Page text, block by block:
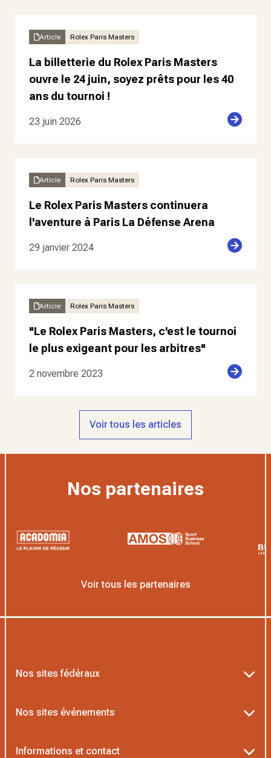
Article Rolex Paris Masters
La billetterie du Rolex Paris Masters
ouvre le 24 juin, soyez prêts pour les 40
ans du tournoi !
23 juin 2026
Article Rolex Paris Masters
Le Rolex Paris Masters continuera
l'aventure à Paris La Défense Arena
29 janvier 2024
Article Rolex Paris Masters
"Le Rolex Paris Masters, c'est le tournoi
le plus exigeant pour les arbitres"
2 novembre 2023
Voir tous les articles
Nos partenaires
Voir tous les partenaires
Nos sites fédéraux
Nos sites événements
Informations et contact